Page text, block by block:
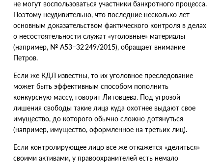
не могут воспользоваться участники банкротного процесса.
Поэтому неудивительно, что последние несколько лет
основным доказательством фактического контроля в делах
о несостоятельности служат «уголовные» материалы
(например, № А53−32 249/2015), обращает внимание
Петров.
Если же КДЛ известны, то их уголовное преследование
может быть эффективным способом пополнить
конкурсную массу, говорит Литовцева. Под угрозой
лишения свободы такие лица куда охотнее выдают свое
имущество, до которого обычно сложно дотянуться
(например, имущество, оформленное на третьих лиц).
Если контролирующее лицо все же откажется «делиться»
своими активами, у правоохранителей есть немало